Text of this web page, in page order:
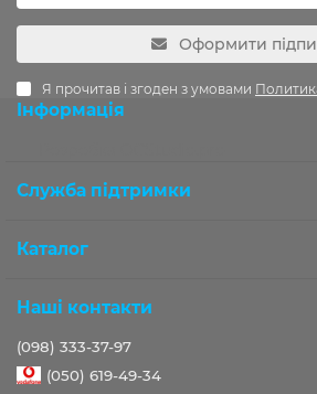
Оформити
Я прочитав і згоден з умовами
Інформація
Служба підтримки
Каталог
Наші контакти
(098) 333-37-97
(050) 619-49-34